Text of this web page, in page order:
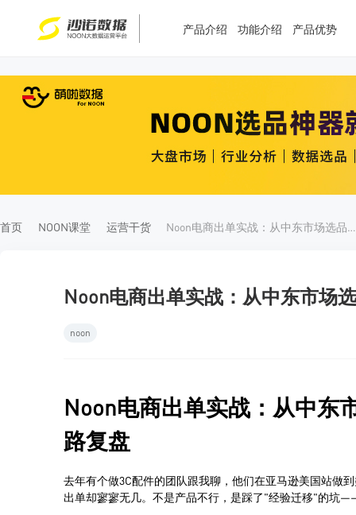
产品介绍 功能介绍 产品优势
首页 NOON课堂 运营干货 Noon电商出单实战：从中东市场选品到首单交付的全链路复盘
Noon电商出单实战：从中东市场
noon